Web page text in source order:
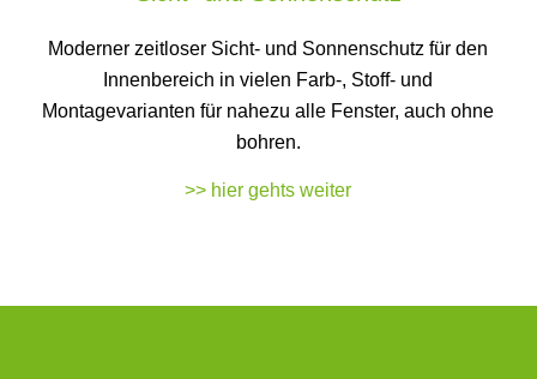
Moderner zeitloser Sicht- und Sonnenschutz für den
Innenbereich in vielen Farb-, Stoff- und
Montagevarianten für nahezu alle Fenster, auch ohne
bohren.
>> hier gehts weiter